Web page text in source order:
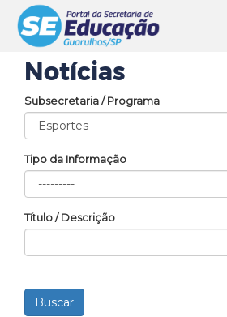
Notícias
Subsecretaria / Programa
Tipo da Informação
Título / Descrição